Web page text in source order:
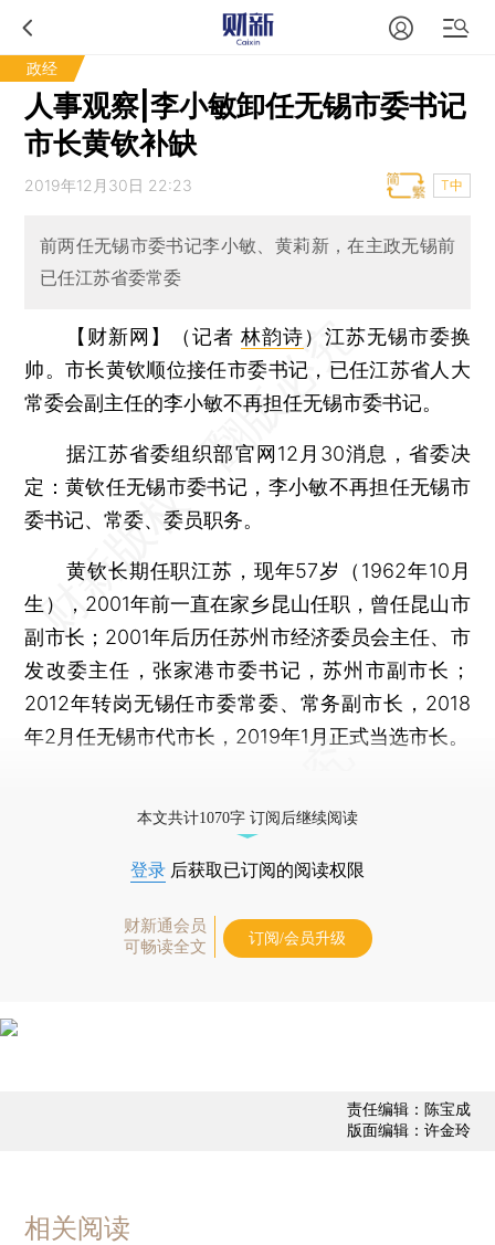
政经
人事观察|李小敏卸任无锡市委书记
市长黄钦补缺
2019年12月30日 22:23 T中
前两任无锡市委书记李小敏、黄莉新，在主政无锡前
已任江苏省委常委
【财新网】（记者 林韵诗） 江苏无锡市委换
帅。市长黄钦顺位接任市委书记，已任江苏省人大
常委会副主任的李小敏不再担任无锡市委书记。
据江苏省委组织部官网12月30消息，省委决
定：黄钦任无锡市委书记，李小敏不再担任无锡市
委书记、常委、委员职务。
黄钦长期任职江苏，现年57岁（1962年10月
生），2001年前一直在家乡昆山任职，曾任昆山市
副市长；2001年后历任苏州市经济委员会主任、市
发改委主任，张家港市委书记，苏州市副市长；
2012年转岗无锡任市委常委、常务副市长，2018
年2月任无锡市代市长，2019年1月正式当选市长。
本文共计1070字 订阅后继续阅读
登录 后获取已订阅的阅读权限
财新通会员
可畅读全文
订阅/会员升级
责任编辑：陈宝成
版面编辑：许金玲
相关阅读